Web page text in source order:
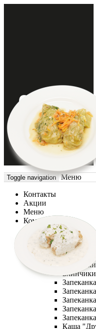
Toggle navigation Меню
Контакты
Акции
Меню
Компания
Завтраки
Блинчик
Каша